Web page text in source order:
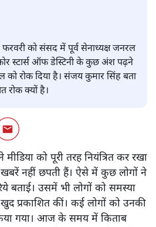
फरवरी को संसद में पूर्व सेनाध्यक्ष जनरल
स्टार्स ऑफ डेस्टिनी के कुछ अंश पढ़ने
को रोक दिया है। संजय कुमार सिंह बता
रोक क्यों है।
मीडिया को पूरी तरह नियंत्रित कर रखा
नहीं छपती हैं। ऐसे में कुछ लोगों ने
बताई। उसमें भी लोगों को समस्या
प्रकाशित कीं। कई लोगों को उनकी
गया। आज के समय में किताब